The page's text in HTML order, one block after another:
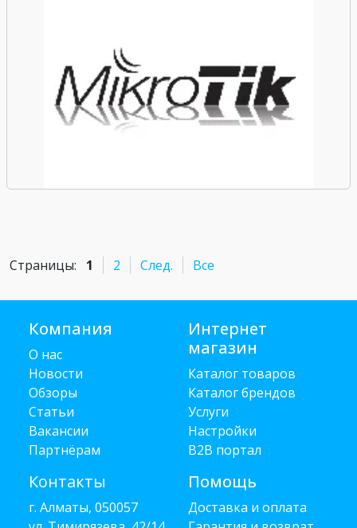
Страницы: 1 2 След. Все
Компания
О нас
Новости
Обзоры
Статьи
Вакансии
Партнёрам
Контакты
г. Алматы, 050057
Интернет
магазин
Каталог товаров
Каталог брендов
Услуги
Настройки
B2B портал
Помощь
Доставка и оплата